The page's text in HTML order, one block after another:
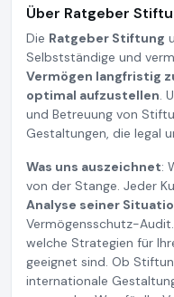
Über Ratgeber
Die Ratgeber Stiftung
Selbstständige und
Vermögen langfristig
optimal aufzustellen.
und Betreuung von
Gestaltungen, die legal
Was uns auszeichnet:
von der Stange. Jeder
Analyse seiner
Vermögensschutz-
welche Strategien für
geeignet sind. Ob
internationale